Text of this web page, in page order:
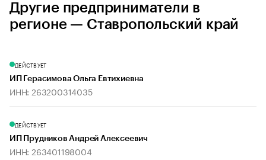
Другие предприниматели в
регионе — Ставропольский край
ДЕЙСТВУЕТ
ИП Герасимова Ольга Евтихиевна
ИНН: 263200314035
ДЕЙСТВУЕТ
ИП Прудников Андрей Алексеевич
ИНН: 263401198004